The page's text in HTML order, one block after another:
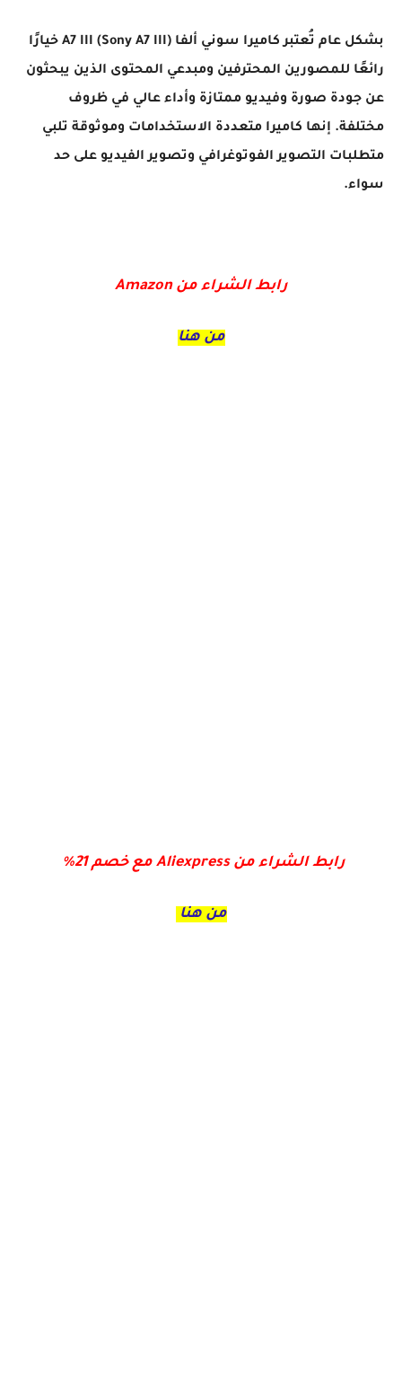
بشكل عام تُعتبر كاميرا سوني ألفا A7 III (Sony A7 III) خيارًا
رائعًا للمصورين المحترفين ومبدعي المحتوى الذين يبحثون
عن جودة صورة وفيديو ممتازة وأداء عالي في ظروف
مختلفة. إنها كاميرا متعددة الاستخدامات وموثوقة تلبي
متطلبات التصوير الفوتوغرافي وتصوير الفيديو على حد
سواء.
رابط الشراء من Amazon
من هنا
رابط الشراء من Aliexpress مع خصم 21%
من هنا